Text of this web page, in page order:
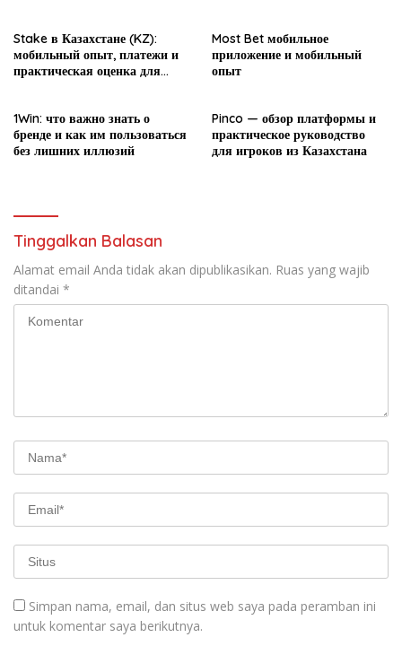
Stake в Казахстане (KZ):
мобильный опыт, платежи и
практическая оценка для
Most Bet мобильное
приложение и мобильный
опыт
1Win: что важно знать о
бренде и как им пользоваться
без лишних иллюзий
Pinco — обзор платформы и
практическое руководство
для игроков из Казахстана
Tinggalkan Balasan
Alamat email Anda tidak akan dipublikasikan. Ruas yang wajib
ditandai *
Simpan nama, email, dan situs web saya pada peramban ini
untuk komentar saya berikutnya.